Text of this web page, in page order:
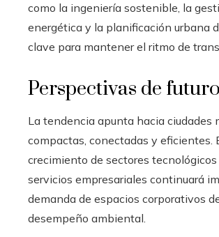
como la ingeniería sostenible, la
energética y la planificación urbana
clave para mantener el ritmo de
Perspectivas de futuro
La tendencia apunta hacia ciudades
compactas, conectadas y eficientes.
crecimiento de sectores tecnológicos
servicios empresariales continuará
demanda de espacios corporativos
desempeño ambiental.